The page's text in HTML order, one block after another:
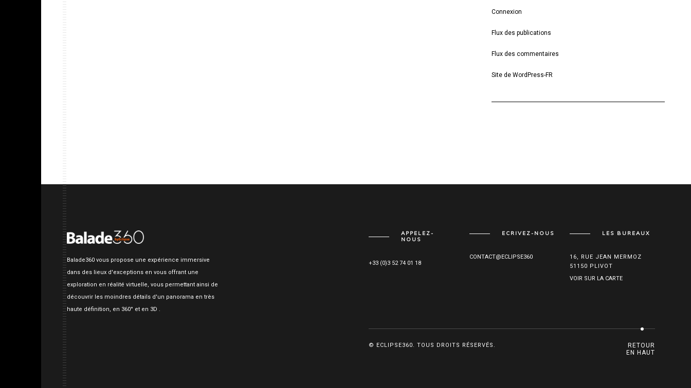
Connexion
Flux des publications
Flux des commentaires
Site de WordPress-FR
Balade360 vous propose une expérience immersive
dans des lieux d'exceptions en vous offrant une
exploration en réalité virtuelle, vous permettant ainsi de
découvrir les moindres détails d'un panorama en très
haute définition, en 360° et en 3D .
APPELEZ-
NOUS
+33 (0)3 52 74 01 18
ECRIVEZ-NOUS
CONTACT@ECLIPSE360
LES BUREAUX
16, RUE JEAN MERMOZ
51150 PLIVOT
VOIR SUR LA CARTE
© ECLIPSE360. TOUS DROITS RÉSERVÉS.
RETOUR
EN HAUT